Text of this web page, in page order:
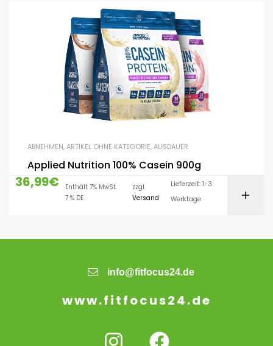
ABNEHMEN,ARTIKEL OHNE KATEGORIE,AUSDAUER
Applied Nutrition 100% Casein 900g
36,99€
Enthält 7% MwSt.
7 % DE
zzgl.
Versand
Lieferzeit: 1-3
Werktage
info@fitfocus24.de
www.fitfocus24.de